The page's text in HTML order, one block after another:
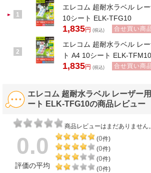
1
エレコム 超耐水ラベル レ
10シート ELK-TFG10
1,835円 (税込) 合せ買い商
2
エレコム 超耐水ラベル レ
ト A4 10シート ELK-TFM10
1,835円 (税込) 合せ買い商
エレコム 超耐水ラベル レーザー
ート ELK-TFG10の商品レビュー
商品レビューはまだありません。
0.0
評価の平均
(0件)
(0件)
(0件)
(0件)